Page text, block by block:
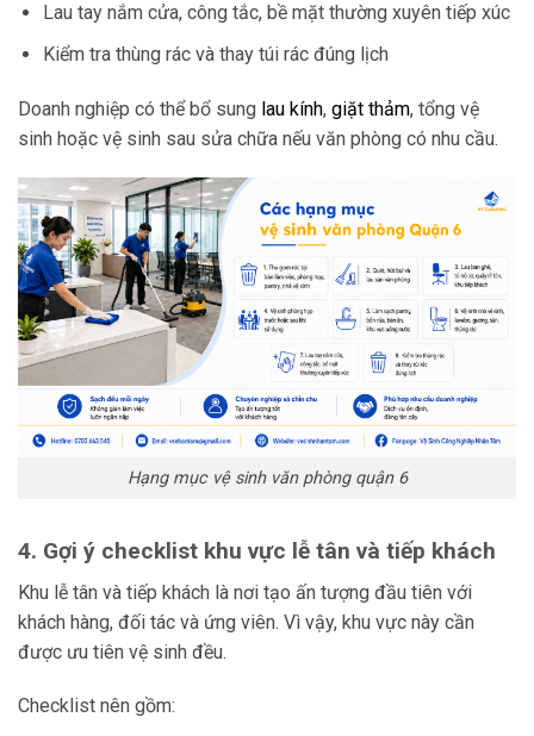
Lau tay nắm cửa, công tắc, bề mặt thường xuyên tiếp xúc
Kiểm tra thùng rác và thay túi rác đúng lịch
Doanh nghiệp có thể bổ sung lau kính, giặt thảm, tổng vệ
sinh hoặc vệ sinh sau sửa chữa nếu văn phòng có nhu cầu.
Hạng mục vệ sinh văn phòng quận 6
4. Gợi ý checklist khu vực lễ tân và tiếp khách
Khu lễ tân và tiếp khách là nơi tạo ấn tượng đầu tiên với
khách hàng, đối tác và ứng viên. Vì vậy, khu vực này cần
được ưu tiên vệ sinh đều.
Checklist nên gồm: